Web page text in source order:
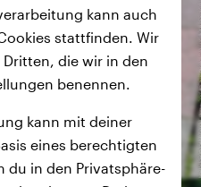
kann auch
stattfinden. Wir
die wir in den
benennen.
kann mit deiner
eines berechtigten
du in den Privatsphäre-